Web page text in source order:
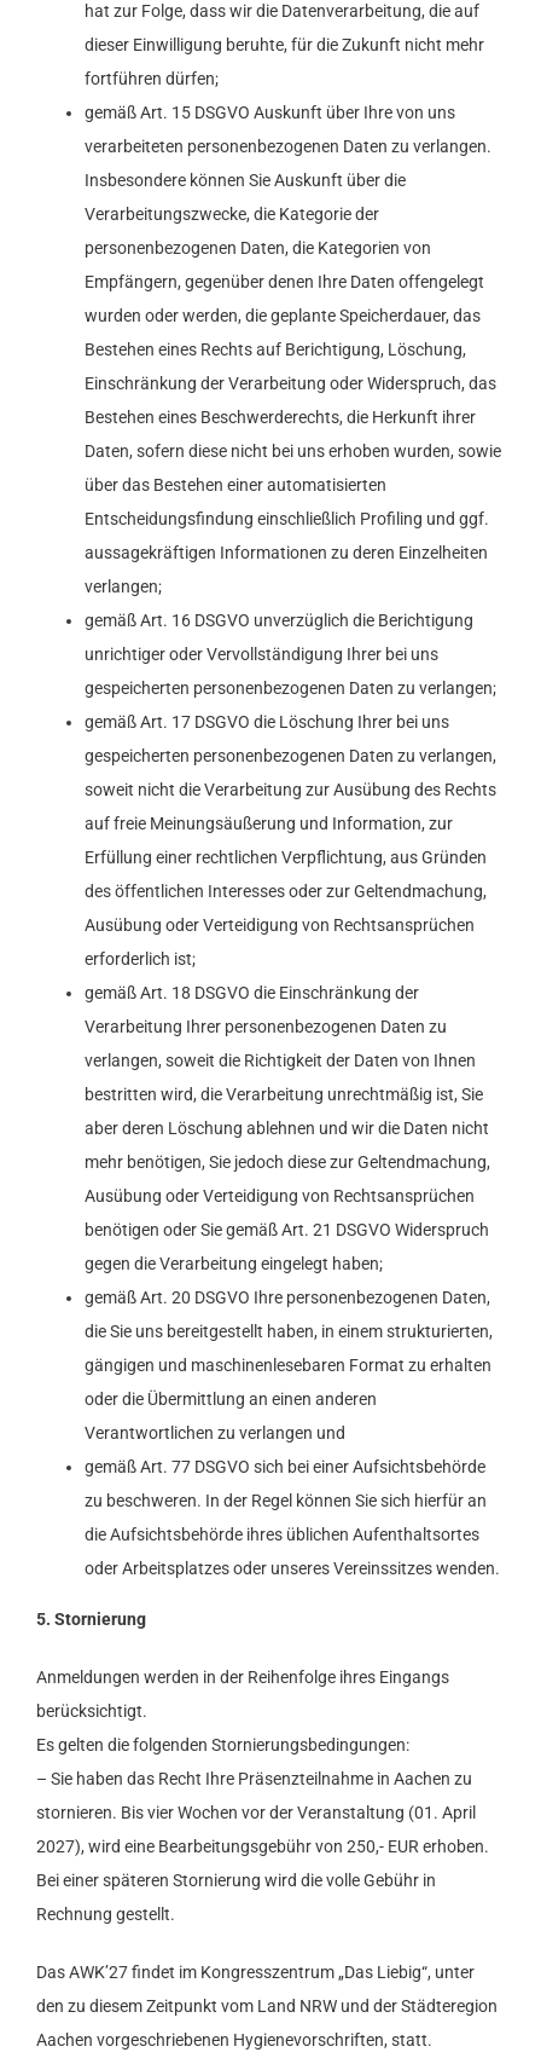
hat zur Folge, dass wir die Datenverarbeitung, die auf
dieser Einwilligung beruhte, für die Zukunft nicht mehr
fortführen dürfen;
gemäß Art. 15 DSGVO Auskunft über Ihre von uns
verarbeiteten personenbezogenen Daten zu verlangen.
Insbesondere können Sie Auskunft über die
Verarbeitungszwecke, die Kategorie der
personenbezogenen Daten, die Kategorien von
Empfängern, gegenüber denen Ihre Daten offengelegt
wurden oder werden, die geplante Speicherdauer, das
Bestehen eines Rechts auf Berichtigung, Löschung,
Einschränkung der Verarbeitung oder Widerspruch, das
Bestehen eines Beschwerderechts, die Herkunft ihrer
Daten, sofern diese nicht bei uns erhoben wurden, sowie
über das Bestehen einer automatisierten
Entscheidungsfindung einschließlich Profiling und ggf.
aussagekräftigen Informationen zu deren Einzelheiten
verlangen;
gemäß Art. 16 DSGVO unverzüglich die Berichtigung
unrichtiger oder Vervollständigung Ihrer bei uns
gespeicherten personenbezogenen Daten zu verlangen;
gemäß Art. 17 DSGVO die Löschung Ihrer bei uns
gespeicherten personenbezogenen Daten zu verlangen,
soweit nicht die Verarbeitung zur Ausübung des Rechts
auf freie Meinungsäußerung und Information, zur
Erfüllung einer rechtlichen Verpflichtung, aus Gründen
des öffentlichen Interesses oder zur Geltendmachung,
Ausübung oder Verteidigung von Rechtsansprüchen
erforderlich ist;
gemäß Art. 18 DSGVO die Einschränkung der
Verarbeitung Ihrer personenbezogenen Daten zu
verlangen, soweit die Richtigkeit der Daten von Ihnen
bestritten wird, die Verarbeitung unrechtmäßig ist, Sie
aber deren Löschung ablehnen und wir die Daten nicht
mehr benötigen, Sie jedoch diese zur Geltendmachung,
Ausübung oder Verteidigung von Rechtsansprüchen
benötigen oder Sie gemäß Art. 21 DSGVO Widerspruch
gegen die Verarbeitung eingelegt haben;
gemäß Art. 20 DSGVO Ihre personenbezogenen Daten,
die Sie uns bereitgestellt haben, in einem strukturierten,
gängigen und maschinenlesebaren Format zu erhalten
oder die Übermittlung an einen anderen
Verantwortlichen zu verlangen und
gemäß Art. 77 DSGVO sich bei einer Aufsichtsbehörde
zu beschweren. In der Regel können Sie sich hierfür an
die Aufsichtsbehörde ihres üblichen Aufenthaltsortes
oder Arbeitsplatzes oder unseres Vereinssitzes wenden.
5. Stornierung
Anmeldungen werden in der Reihenfolge ihres Eingangs
berücksichtigt.
Es gelten die folgenden Stornierungsbedingungen:
– Sie haben das Recht Ihre Präsenzteilnahme in Aachen zu
stornieren. Bis vier Wochen vor der Veranstaltung (01. April
2027), wird eine Bearbeitungsgebühr von 250,- EUR erhoben.
Bei einer späteren Stornierung wird die volle Gebühr in
Rechnung gestellt.
Das AWK’27 findet im Kongresszentrum „Das Liebig“, unter
den zu diesem Zeitpunkt vom Land NRW und der Städteregion
Aachen vorgeschriebenen Hygienevorschriften, statt.